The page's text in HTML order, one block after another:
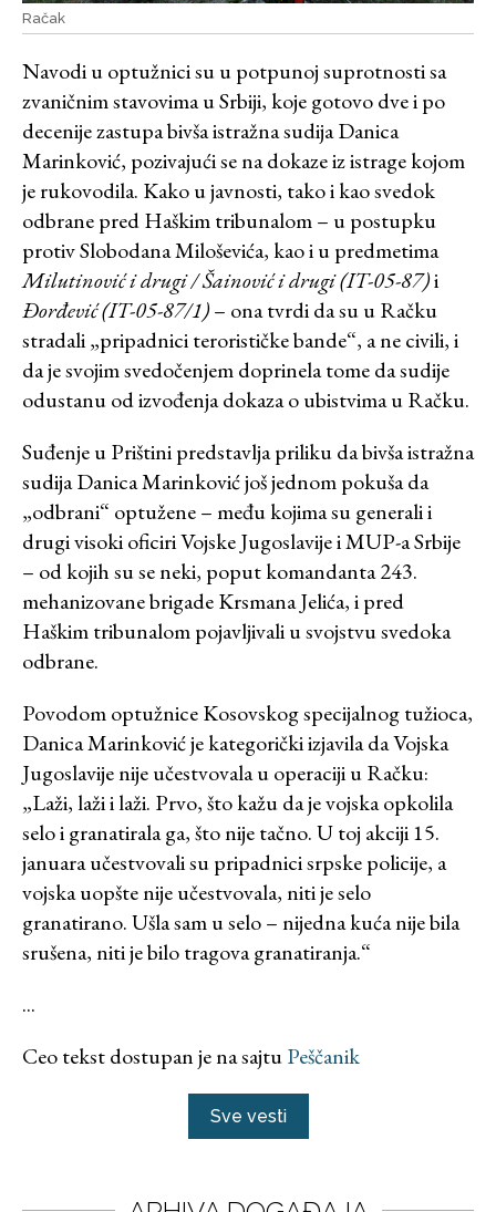
Račak
Navodi u optužnici su u potpunoj suprotnosti sa
zvaničnim stavovima u Srbiji, koje gotovo dve i po
decenije zastupa bivša istražna sudija Danica
Marinković, pozivajući se na dokaze iz istrage kojom
je rukovodila. Kako u javnosti, tako i kao svedok
odbrane pred Haškim tribunalom – u postupku
protiv Slobodana Miloševića, kao i u predmetima
Milutinović i drugi / Šainović i drugi (IT-05-87)i
Đorđević (IT-05-87/1)– ona tvrdi da su u Račku
stradali „pripadnici terorističke bande“, a ne civili, i
da je svojim svedočenjem doprinela tome da sudije
odustanu od izvođenja dokaza o ubistvima u Račku.
Suđenje u Prištini predstavlja priliku da bivša istražna
sudija Danica Marinković još jednom pokuša da
„odbrani“ optužene – među kojima su generali i
drugi visoki oficiri Vojske Jugoslavije i MUP-a Srbije
– od kojih su se neki, poput komandanta 243.
mehanizovane brigade Krsmana Jelića, i pred
Haškim tribunalom pojavljivali u svojstvu svedoka
odbrane.
Povodom optužnice Kosovskog specijalnog tužioca,
Danica Marinković je kategorički izjavila da Vojska
Jugoslavije nije učestvovala u operaciji u Račku:
„Laži, laži i laži. Prvo, što kažu da je vojska opkolila
selo i granatirala ga, što nije tačno. U toj akciji 15.
januara učestvovali su pripadnici srpske policije, a
vojska uopšte nije učestvovala, niti je selo
granatirano. Ušla sam u selo – nijedna kuća nije bila
srušena, niti je bilo tragova granatiranja.“
...
Ceo tekst dostupan je na sajtuPeščanik
Sve vesti